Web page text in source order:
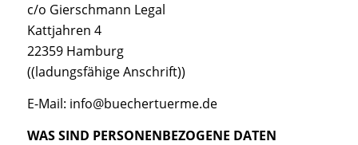
c/o Gierschmann Legal
Kattjahren 4
22359 Hamburg
((ladungsfähige Anschrift))
E-Mail: info@buechertuerme.de
WAS SIND PERSONENBEZOGENE DATEN